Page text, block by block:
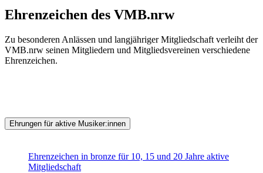
Ehrenzeichen des VMB.nrw
Zu besonderen Anlässen und langjähriger Mitgliedschaft verleiht der
VMB.nrw seinen Mitgliedern und Mitgliedsvereinen verschiedene
Ehrenzeichen.
Ehrungen für aktive Musiker:innen
Ehrenzeichen in bronze für 10, 15 und 20 Jahre aktive
Mitgliedschaft